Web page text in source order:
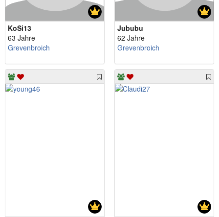
KoSi13
63 Jahre
Grevenbroich
Jububu
62 Jahre
Grevenbroich